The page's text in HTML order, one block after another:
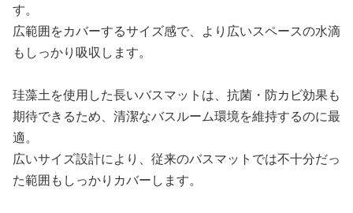
す。
広範囲をカバーするサイズ感で、より広いスペースの水滴
もしっかり吸収します。
珪藻土を使用した長いバスマットは、抗菌・防カビ効果も
期待できるため、清潔なバスルーム環境を維持するのに最
適。
広いサイズ設計により、従来のバスマットでは不十分だっ
た範囲もしっかりカバーします。